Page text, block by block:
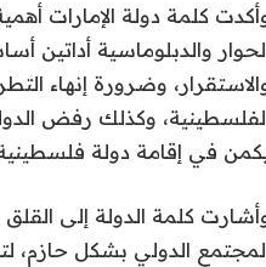
كلمة دولة الإمارات
والدبلوماسية أداتين
وضرورة إنهاء
وكذلك رفض
في إقامة دولة
كلمة الدولة إلى
الدولي بشكل حازم،